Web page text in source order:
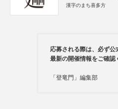
漢字のまち喜多方
応募される際は、必ず公
最新の開催情報をご確認
「登竜門」編集部